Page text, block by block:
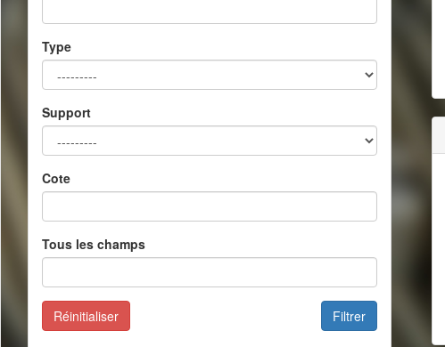
Type
Support
Cote
Tous les champs
Filtrer
Réinitialiser